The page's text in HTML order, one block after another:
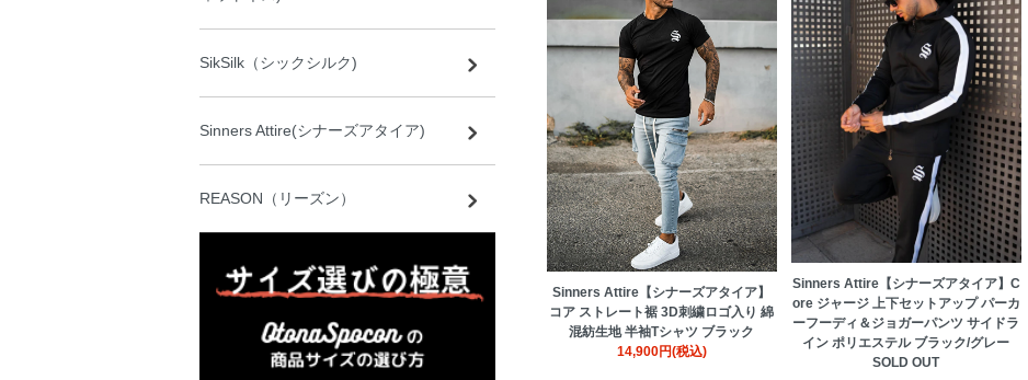
Sinners Attire【シナーズアタイア】
コア ストレート裾 3D刺繍ロゴ入り 綿
混紡生地 半袖Tシャツ ブラック
14,900円(税込)
Sinners Attire【シナーズアタイア】C
ore ジャージ 上下セットアップ パーカ
ーフーディ＆ジョガーパンツ サイドラ
イン ポリエステル ブラック/グレー
SOLD OUT
SikSilk（シックシルク)
Sinners Attire(シナーズアタイア)
REASON（リーズン）